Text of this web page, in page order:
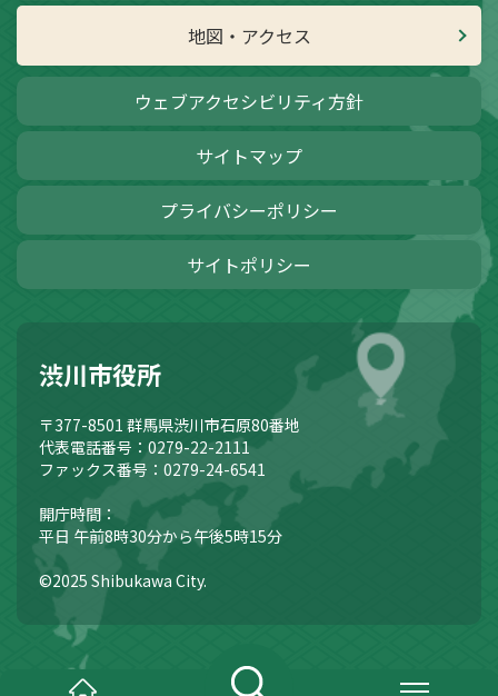
地図・アクセス
ウェブアクセシビリティ方針
サイトマップ
プライバシーポリシー
サイトポリシー
渋川市役所
〒377-8501 群馬県渋川市石原80番地
代表電話番号：0279-22-2111
ファックス番号：0279-24-6541
開庁時間：
平日 午前8時30分から午後5時15分
©2025 Shibukawa City.